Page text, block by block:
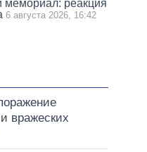
мемориал: реакция
6 августа 2026, 16:42
вражеских